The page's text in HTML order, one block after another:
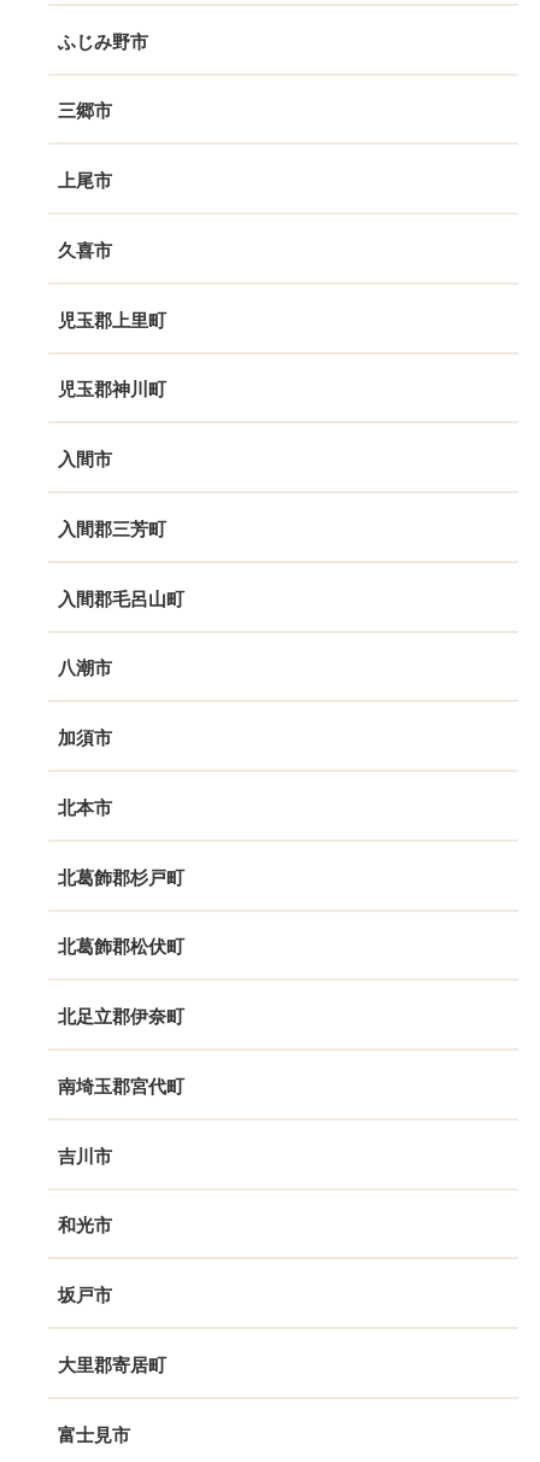
ふじみ野市
三郷市
上尾市
久喜市
児玉郡上里町
児玉郡神川町
入間市
入間郡三芳町
入間郡毛呂山町
八潮市
加須市
北本市
北葛飾郡杉戸町
北葛飾郡松伏町
北足立郡伊奈町
南埼玉郡宮代町
吉川市
和光市
坂戸市
大里郡寄居町
富士見市